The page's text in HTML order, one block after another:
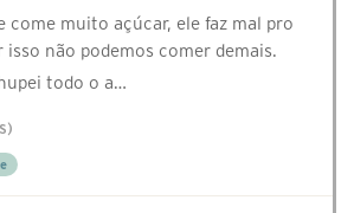
come muito açúcar, ele faz mal pro
isso não podemos comer demais.
todo o a…